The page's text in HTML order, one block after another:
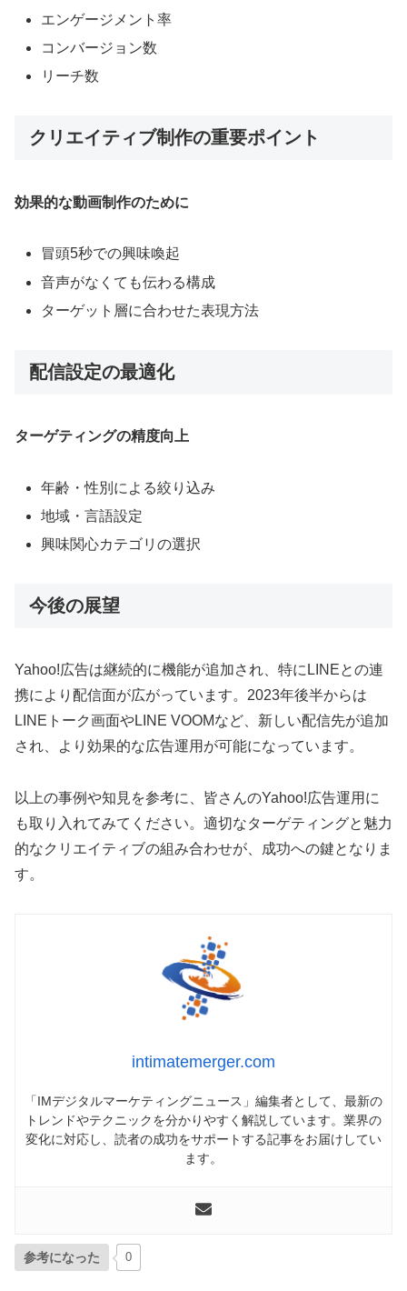
エンゲージメント率
コンバージョン数
リーチ数
クリエイティブ制作の重要ポイント
効果的な動画制作のために
冒頭5秒での興味喚起
音声がなくても伝わる構成
ターゲット層に合わせた表現方法
配信設定の最適化
ターゲティングの精度向上
年齢・性別による絞り込み
地域・言語設定
興味関心カテゴリの選択
今後の展望
Yahoo!広告は継続的に機能が追加され、特にLINEとの連
携により配信面が広がっています。2023年後半からは
LINEトーク画面やLINE VOOMなど、新しい配信先が追加
され、より効果的な広告運用が可能になっています。
以上の事例や知見を参考に、皆さんのYahoo!広告運用に
も取り入れてみてください。適切なターゲティングと魅力
的なクリエイティブの組み合わせが、成功への鍵となりま
す。
intimatemerger.com
「IMデジタルマーケティングニュース」編集者として、最新の
トレンドやテクニックを分かりやすく解説しています。業界の
変化に対応し、読者の成功をサポートする記事をお届けしてい
ます。
参考になった 0